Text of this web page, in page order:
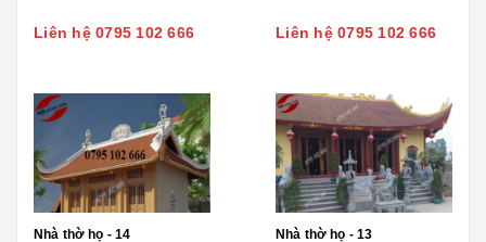
Liên hệ 0795 102 666 Liên hệ 0795 102 666
Nhà thờ họ - 14 Nhà thờ họ - 13